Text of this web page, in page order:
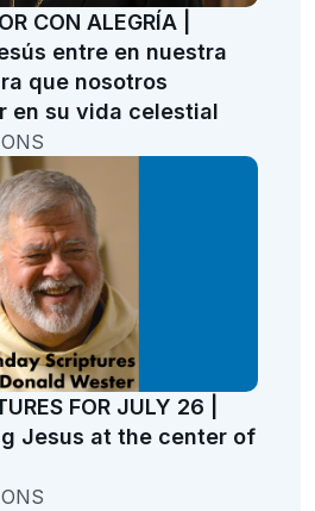
CON ALEGRÍA |
entre en nuestra
que nosotros
en su vida celestial
FOR JULY 26 |
Jesus at the center of